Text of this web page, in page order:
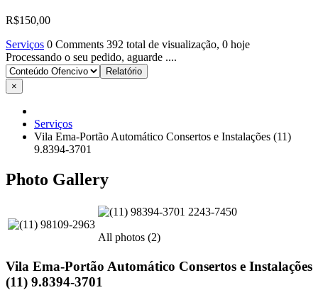
R$150,00
Serviços 0 Comments 392 total de visualização, 0 hoje
Processando o seu pedido, aguarde ....
×
Serviços
Vila Ema-Portão Automático Consertos e Instalações (11)
9.8394-3701
Photo Gallery
All photos (2)
Vila Ema-Portão Automático Consertos e Instalações
(11) 9.8394-3701